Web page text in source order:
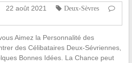
22 août 2021
Deux-Sèvres
Aimez la Personnalité des
des Célibataires Deux-Sévriennes,
Bonnes Idées. La Chance peut